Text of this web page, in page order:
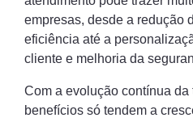
empresas, desde a redução
eficiência até a
cliente e melhoria da
Com a evolução contínua
benefícios só tendem a